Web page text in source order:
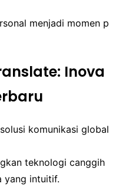
menjadi momen p
Inova
komunikasi global
teknologi canggih
yang intuitif.